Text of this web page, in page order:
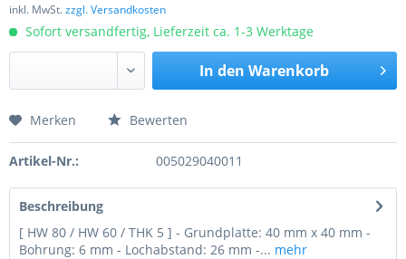
inkl. MwSt.zzgl. Versandkosten
Sofort versandfertig, Lieferzeit ca. 1-3 Werktage
In den Warenkorb
Preis anfragen
Merken Bewerten
Artikel-Nr.: 005029040011
Beschreibung
[ HW 80 / HW 60 / THK 5 ] - Grundplatte: 40 mm x 40 mm -
Bohrung: 6 mm - Lochabstand: 26 mm -... mehr